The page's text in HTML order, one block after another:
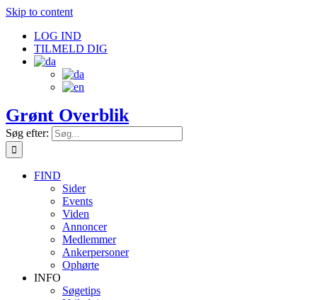
Skip to content
LOG IND
TILMELD DIG
Grønt Overblik
Søg efter:
FIND
Sider
Events
Viden
Annoncer
Medlemmer
Ankerpersoner
Ophørte
INFO
Søgetips